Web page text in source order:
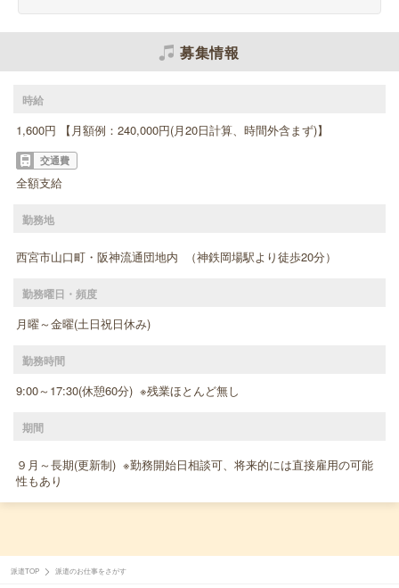
募集情報
時給
1,600円 【月額例：240,000円(月20日計算、時間外含まず)】
交通費
全額支給
勤務地
西宮市山口町・阪神流通団地内 （神鉄岡場駅より徒歩20分）
勤務曜日・頻度
月曜～金曜(土日祝日休み)
勤務時間
9:00～17:30(休憩60分) ※残業ほとんど無し
期間
９月～長期(更新制) ※勤務開始日相談可、将来的には直接雇用の可能
性もあり
派遣TOP 派遣のお仕事をさがす